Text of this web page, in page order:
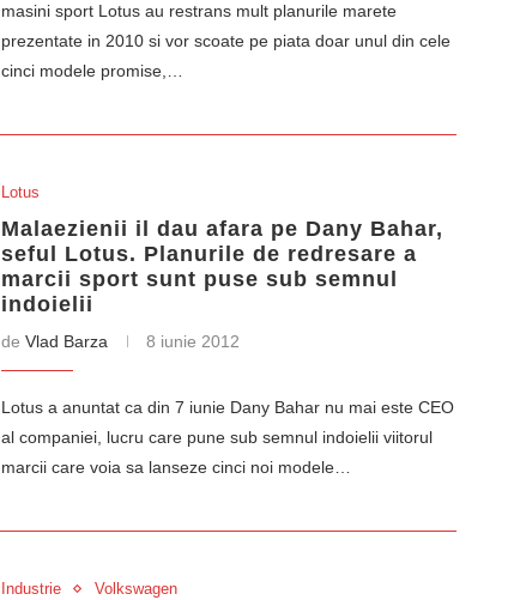
masini sport Lotus au restrans mult planurile marete
prezentate in 2010 si vor scoate pe piata doar unul din cele
cinci modele promise,…
Lotus
Malaezienii il dau afara pe Dany Bahar,
seful Lotus. Planurile de redresare a
marcii sport sunt puse sub semnul
indoielii
de Vlad Barza 8 iunie 2012
Lotus a anuntat ca din 7 iunie Dany Bahar nu mai este CEO
al companiei, lucru care pune sub semnul indoielii viitorul
marcii care voia sa lanseze cinci noi modele…
Industrie Volkswagen